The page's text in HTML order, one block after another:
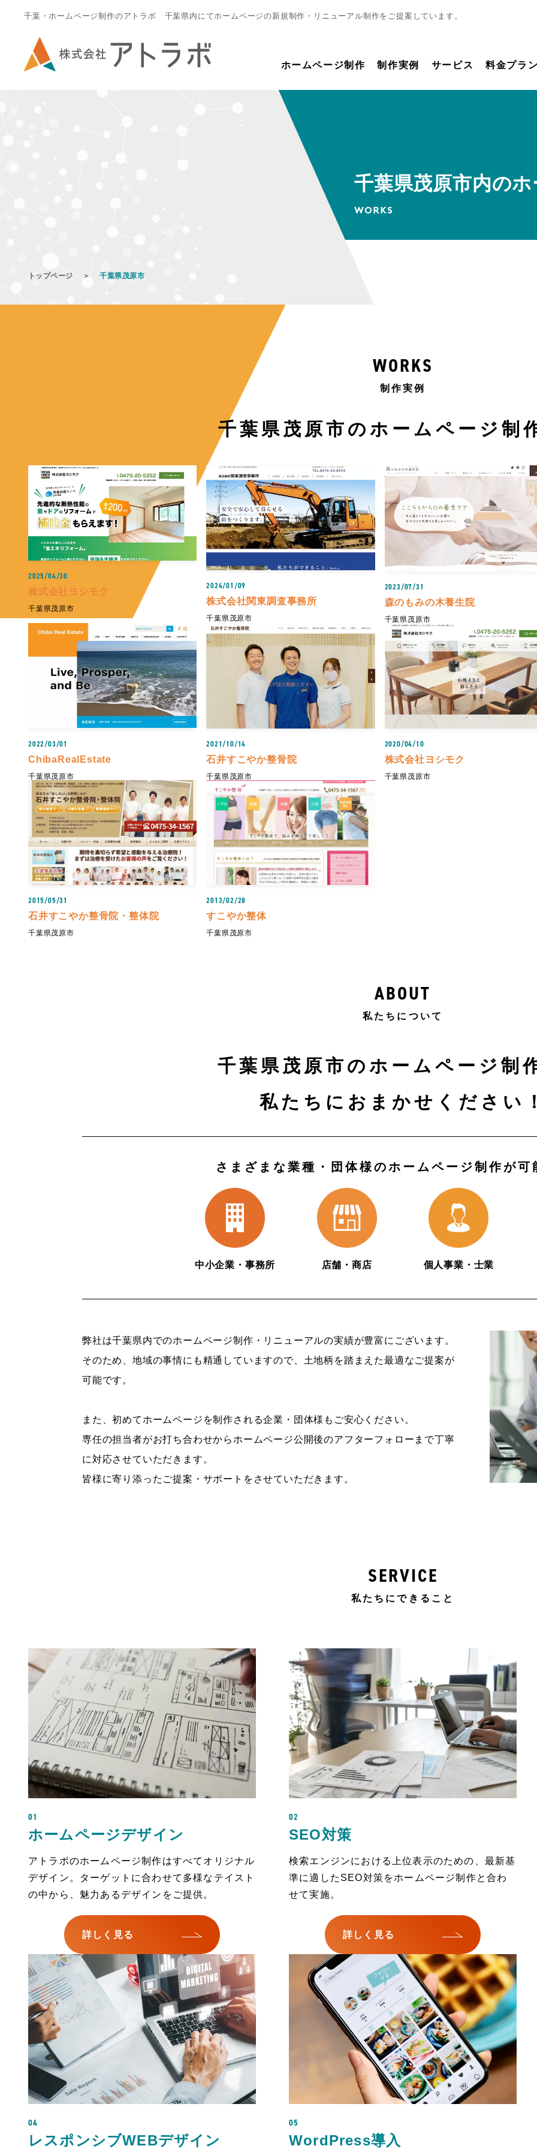
千葉・ホームページ制作のアトラボ 千葉県内にてホームページの新規制作・リニューアル制作をご提案しています。
ホームページ制作 制作実例 サービス 料金プラ
千葉県茂原市内の
WORKS
トップページ ＞千葉県茂原市
WORKS
制作実例
千葉県茂原市のホームページ制
2025/04/30
株式会社ヨシモク
千葉県茂原市
2024/01/09
株式会社関東調査事務所
千葉県茂原市
2023/07/31
森のもみの木養生院
千葉県茂原市
2022/03/01
ChibaRealEstate
千葉県茂原市
2021/10/14
石井すこやか整骨院
千葉県茂原市
2020/04/10
株式会社ヨシモク
千葉県茂原市
2015/05/31
石井すこやか整骨院・整体院
千葉県茂原市
2013/02/28
すこやか整体
千葉県茂原市
ABOUT
私たちについて
千葉県茂原市のホームページ制
私たちにおまかせください
さまざまな業種・団体様のホームページ制作が可
中小企業・事務所 店舗・商店 個人事業・士業
弊社は千葉県内でのホームページ制作・リニューアルの実績が豊富にございます。
そのため、地域の事情にも精通していますので、土地柄を踏まえた最適なご提案が
可能です。
また、初めてホームページを制作される企業・団体様もご安心ください。
専任の担当者がお打ち合わせからホームページ公開後のアフターフォローまで丁寧
に対応させていただきます。
皆様に寄り添ったご提案・サポートをさせていただきます。
SERVICE
私たちにできること
01
ホームページデザイン
アトラボのホームページ制作はすべてオリジナル
デザイン。ターゲットに合わせて多様なテイスト
の中から、魅力あるデザインをご提供。
詳しく見る
02
SEO対策
検索エンジンにおける上位表示のための、最新基
準に適したSEO対策をホームページ制作と合わ
せて実施。
詳しく見る
04
レスポンシブWEBデザイン
05
WordPress導入